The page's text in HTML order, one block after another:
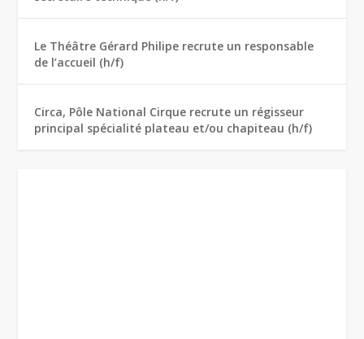
Le Théâtre Gérard Philipe recrute un responsable
de l’accueil (h/f)
Circa, Pôle National Cirque recrute un régisseur
principal spécialité plateau et/ou chapiteau (h/f)